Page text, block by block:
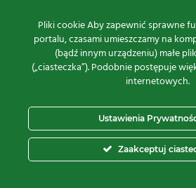
Projekt i realizacja:
© 2026 Proxima
Pliki cookie Aby zapewnić sprawne
portalu, czasami umieszczamy na
(bądź innym urządzeniu) małe
(„ciasteczka”). Podobnie postępuje
internetowych.
Zaakceptuj
Ustawienia